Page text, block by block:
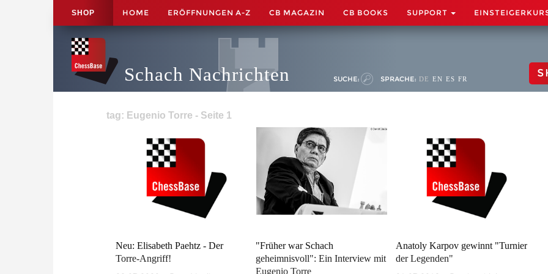
SHOP HOME ERÖFFNUNGEN A-Z CB MAGAZIN CB BOOKS SUPPORT
Schach Nachrichten SUCHE: SPRACHE: DE EN ES FR
tag: Eugenio Torre - Seite 1
Neu: Elisabeth Paehtz - Der
Torre-Angriff!
"Früher war Schach
geheimnisvoll": Ein Interview mit
Eugenio Torre
Anatoly Karpov gewinnt "Turnier
der Legenden"